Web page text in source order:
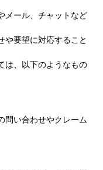
メール、チャットなど
や要望に対応すること
は、以下のようなもの
問い合わせやクレーム